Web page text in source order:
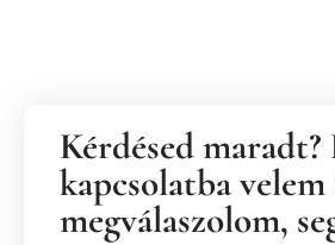
Kérdésed maradt?
kapcsolatba velem
megválaszolom,